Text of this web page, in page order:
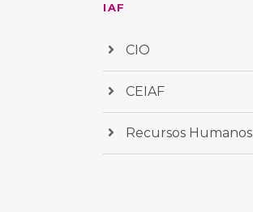
IAF
CIO
CEIAF
Recursos Humanos